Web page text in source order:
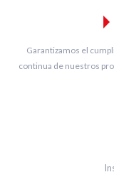
Garantizamos el
continua de nuestros